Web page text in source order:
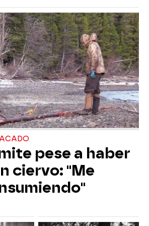
pese a haber
ciervo: "Me